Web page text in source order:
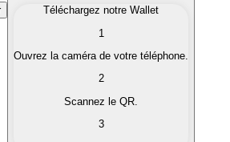
qui vous intéressent
cryptomonnaies en monnaie
Téléchargez notre Wallet
1
Ouvrez la caméra de votre téléphone.
2
Scannez le QR.
3